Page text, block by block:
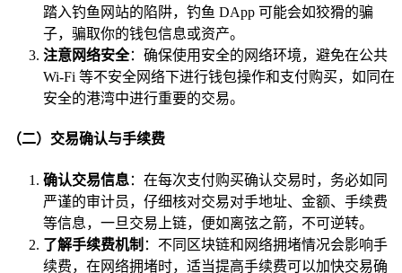
踏入钓鱼网站的陷阱，钓鱼 DApp 可能会如狡猾的骗
子，骗取你的钱包信息或资产。
注意网络安全：确保使用安全的网络环境，避免在公共
Wi-Fi 等不安全网络下进行钱包操作和支付购买，如同在
安全的港湾中进行重要的交易。
（二）交易确认与手续费
确认交易信息：在每次支付购买确认交易时，务必如同
严谨的审计员，仔细核对交易对手地址、金额、手续费
等信息，一旦交易上链，便如离弦之箭，不可逆转。
了解手续费机制 ：不同区块链和网络拥堵情况会影响手
续费，在网络拥堵时，适当提高手续费可以加快交易确